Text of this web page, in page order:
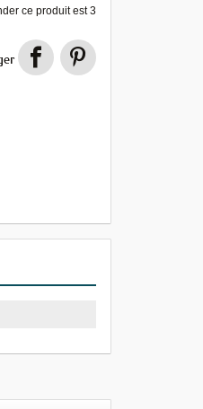
ce produit est3